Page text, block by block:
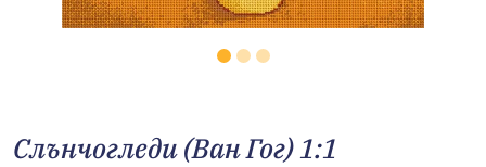
Слънчогледи (Ван Гог) 1:1